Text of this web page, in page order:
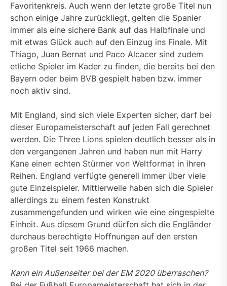
Favoritenkreis. Auch wenn der letzte große Titel nun
schon einige Jahre zurückliegt, gelten die Spanier
immer als eine sichere Bank auf das Halbfinale und
mit etwas Glück auch auf den Einzug ins Finale. Mit
Thiago, Juan Bernat und Paco Alcacer sind zudem
etliche Spieler im Kader zu finden, die bereits bei den
Bayern oder beim BVB gespielt haben bzw. immer
noch aktiv sind.
Mit England, sind sich viele Experten sicher, darf bei
dieser Europameisterschaft auf jeden Fall gerechnet
werden. Die Three Lions spielen deutlich besser als in
den vergangenen Jahren und haben nun mit Harry
Kane einen echten Stürmer von Weltformat in ihren
Reihen. England verfügte generell immer über viele
gute Einzelspieler. Mittlerweile haben sich die Spieler
allerdings zu einem festen Konstrukt
zusammengefunden und wirken wie eine eingespielte
Einheit. Aus diesem Grund dürfen sich die Engländer
durchaus berechtigte Hoffnungen auf den ersten
großen Titel seit 1966 machen.
Kann ein Außenseiter bei der EM 2020 überraschen?